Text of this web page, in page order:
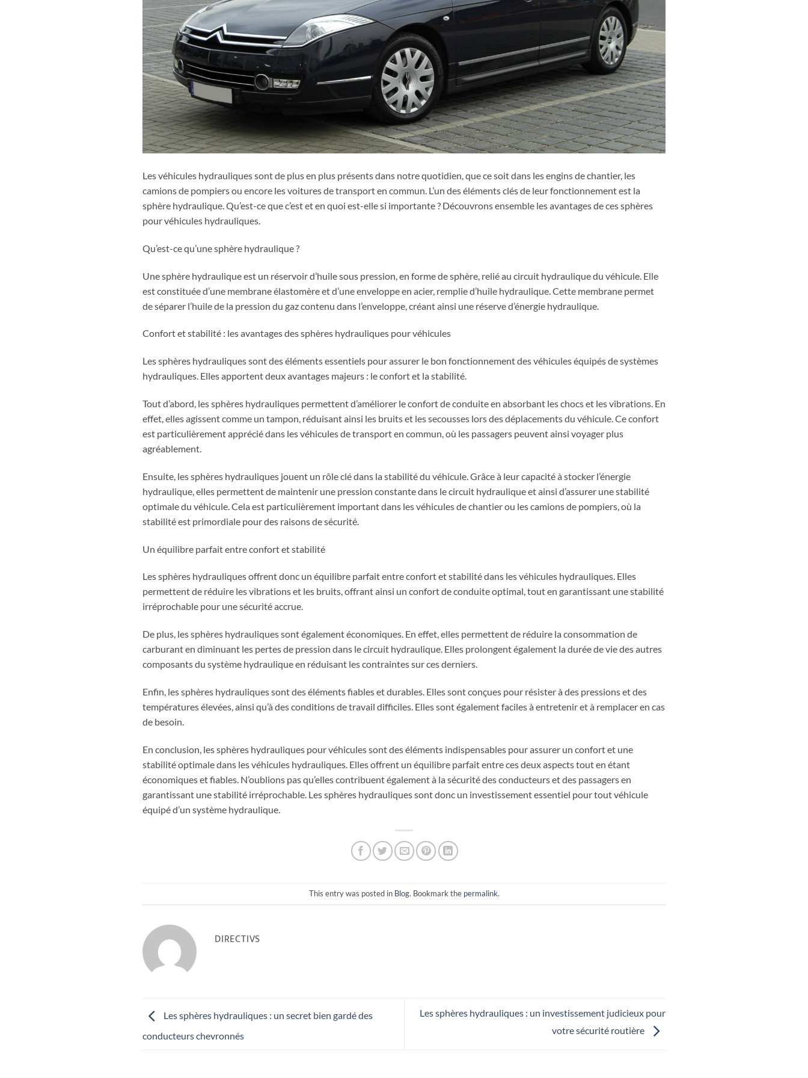
Les véhicules hydrauliques sont de plus en plus présents dans notre quotidien, que ce soit dans les engins de chantier, les
camions de pompiers ou encore les voitures de transport en commun. L’un des éléments clés de leur fonctionnement est la
sphère hydraulique. Qu’est-ce que c’est et en quoi est-elle si importante ? Découvrons ensemble les avantages de ces sphères
pour véhicules hydrauliques.
Qu’est-ce qu’une sphère hydraulique ?
Une sphère hydraulique est un réservoir d’huile sous pression, en forme de sphère, relié au circuit hydraulique du véhicule. Elle
est constituée d’une membrane élastomère et d’une enveloppe en acier, remplie d’huile hydraulique. Cette membrane permet
de séparer l’huile de la pression du gaz contenu dans l’enveloppe, créant ainsi une réserve d’énergie hydraulique.
Confort et stabilité : les avantages des sphères hydrauliques pour véhicules
Les sphères hydrauliques sont des éléments essentiels pour assurer le bon fonctionnement des véhicules équipés de systèmes
hydrauliques. Elles apportent deux avantages majeurs : le confort et la stabilité.
Tout d’abord, les sphères hydrauliques permettent d’améliorer le confort de conduite en absorbant les chocs et les vibrations. En
effet, elles agissent comme un tampon, réduisant ainsi les bruits et les secousses lors des déplacements du véhicule. Ce confort
est particulièrement apprécié dans les véhicules de transport en commun, où les passagers peuvent ainsi voyager plus
agréablement.
Ensuite, les sphères hydrauliques jouent un rôle clé dans la stabilité du véhicule. Grâce à leur capacité à stocker l’énergie
hydraulique, elles permettent de maintenir une pression constante dans le circuit hydraulique et ainsi d’assurer une stabilité
optimale du véhicule. Cela est particulièrement important dans les véhicules de chantier ou les camions de pompiers, où la
stabilité est primordiale pour des raisons de sécurité.
Un équilibre parfait entre confort et stabilité
Les sphères hydrauliques offrent donc un équilibre parfait entre confort et stabilité dans les véhicules hydrauliques. Elles
permettent de réduire les vibrations et les bruits, offrant ainsi un confort de conduite optimal, tout en garantissant une stabilité
irréprochable pour une sécurité accrue.
De plus, les sphères hydrauliques sont également économiques. En effet, elles permettent de réduire la consommation de
carburant en diminuant les pertes de pression dans le circuit hydraulique. Elles prolongent également la durée de vie des autres
composants du système hydraulique en réduisant les contraintes sur ces derniers.
Enfin, les sphères hydrauliques sont des éléments fiables et durables. Elles sont conçues pour résister à des pressions et des
températures élevées, ainsi qu’à des conditions de travail difficiles. Elles sont également faciles à entretenir et à remplacer en cas
de besoin.
En conclusion, les sphères hydrauliques pour véhicules sont des éléments indispensables pour assurer un confort et une
stabilité optimale dans les véhicules hydrauliques. Elles offrent un équilibre parfait entre ces deux aspects tout en étant
économiques et fiables. N’oublions pas qu’elles contribuent également à la sécurité des conducteurs et des passagers en
garantissant une stabilité irréprochable. Les sphères hydrauliques sont donc un investissement essentiel pour tout véhicule
équipé d’un système hydraulique.
This entry was posted in Blog. Bookmark the permalink.
DIRECTIVS
Les sphères hydrauliques : un secret bien gardé des
conducteurs chevronnés
Les sphères hydrauliques : un investissement judicieux pour
votre sécurité routière